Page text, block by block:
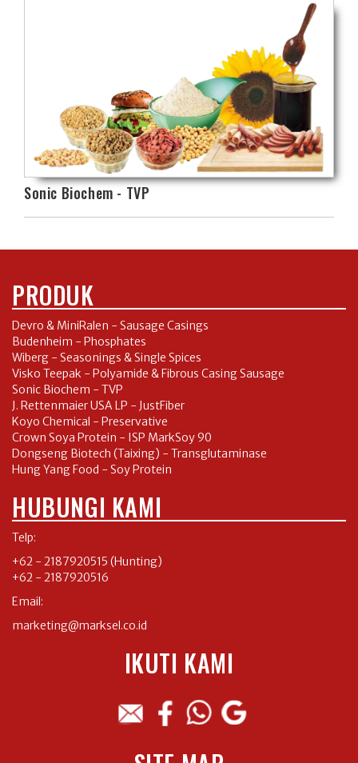
Sonic Biochem - TVP
PRODUK
Devro & MiniRalen - Sausage Casings
Budenheim - Phosphates
Wiberg - Seasonings & Single Spices
Visko Teepak - Polyamide & Fibrous Casing Sausage
Sonic Biochem - TVP
J. Rettenmaier USA LP - JustFiber
Koyo Chemical - Preservative
Crown Soya Protein - ISP MarkSoy 90
Dongseng Biotech (Taixing) - Transglutaminase
Hung Yang Food - Soy Protein
HUBUNGI KAMI
Telp:
+62 - 2187920515 (Hunting)
+62 - 2187920516
Email:
marketing@marksel.co.id
IKUTI KAMI